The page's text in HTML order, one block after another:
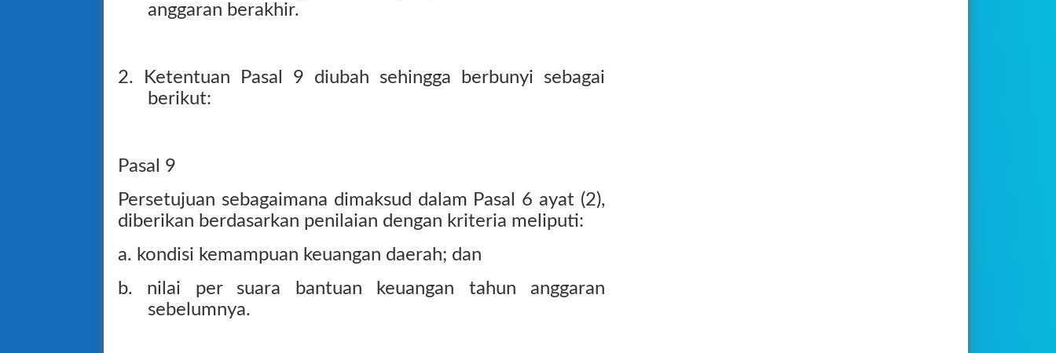
anggaran berakhir.
2. Ketentuan Pasal 9 diubah sehingga berbunyi sebagai
berikut:
Pasal 9
Persetujuan sebagaimana dimaksud dalam Pasal 6 ayat (2),
diberikan berdasarkan penilaian dengan kriteria meliputi:
a. kondisi kemampuan keuangan daerah; dan
b. nilai per suara bantuan keuangan tahun anggaran
sebelumnya.